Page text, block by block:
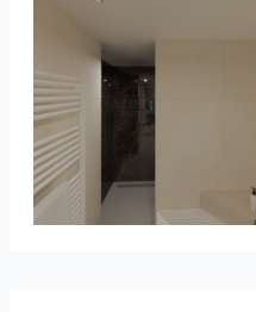
Badkamerhuis